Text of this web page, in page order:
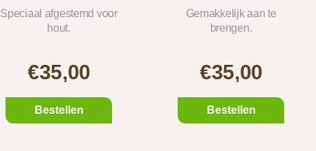
Speciaal afgestemd voor
hout.
€35,00
Bestellen
Gemakkelijk aan te
brengen.
€35,00
Bestellen